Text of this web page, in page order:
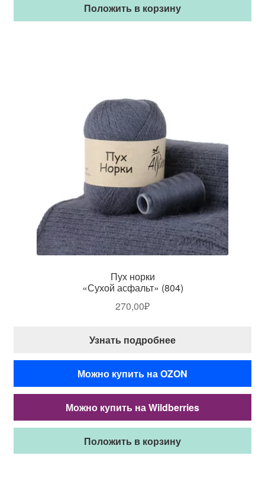
Положить в корзину
Пух норки
«Сухой асфальт» (804)
270,00₽
Узнать подробнее
Можно купить на OZON
Можно купить на Wildberries
Положить в корзину